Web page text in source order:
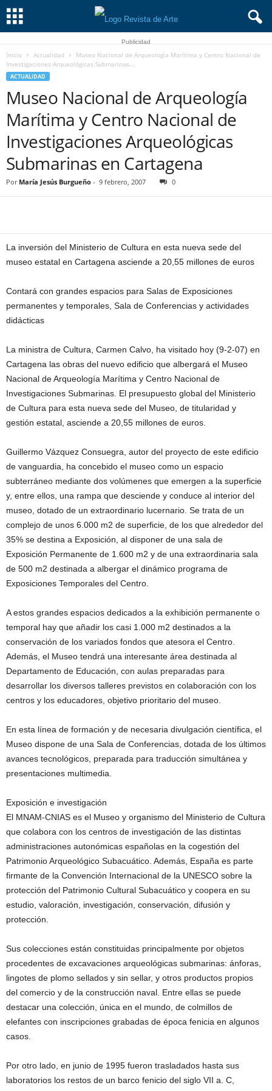
Publicidad
Inicio Actualidad
Museo Nacional de Arqueología Marítima y Centro Nacional de
Investigaciones Arqueológicas Submarinas...
ACTUALIDAD
Museo Nacional de Arqueología
Marítima y Centro Nacional de
Investigaciones Arqueológicas
Submarinas en Cartagena
Por María Jesús Burgueño - 9 febrero, 2007 0
La inversión del Ministerio de Cultura en esta nueva sede del
museo estatal en Cartagena asciende a 20,55 millones de euros
Contará con grandes espacios para Salas de Exposiciones
permanentes y temporales, Sala de Conferencias y actividades
didácticas
La ministra de Cultura, Carmen Calvo, ha visitado hoy (9-2-07) en
Cartagena las obras del nuevo edificio que albergará el Museo
Nacional de Arqueología Marítima y Centro Nacional de
Investigaciones Submarinas. El presupuesto global del Ministerio
de Cultura para esta nueva sede del Museo, de titularidad y
gestión estatal, asciende a 20,55 millones de euros.
Guillermo Vázquez Consuegra, autor del proyecto de este edificio
de vanguardia, ha concebido el museo como un espacio
subterráneo mediante dos volúmenes que emergen a la superficie
y, entre ellos, una rampa que desciende y conduce al interior del
museo, dotado de un extraordinario lucernario. Se trata de un
complejo de unos 6.000 m2 de superficie, de los que alrededor del
35% se destina a Exposición, al disponer de una sala de
Exposición Permanente de 1.600 m2 y de una extraordinaria sala
de 500 m2 destinada a albergar el dinámico programa de
Exposiciones Temporales del Centro.
A estos grandes espacios dedicados a la exhibición permanente o
temporal hay que añadir los casi 1.000 m2 destinados a la
conservación de los variados fondos que atesora el Centro.
Además, el Museo tendrá una interesante área destinada al
Departamento de Educación, con aulas preparadas para
desarrollar los diversos talleres previstos en colaboración con los
centros y los educadores, objetivo prioritario del museo.
En esta línea de formación y de necesaria divulgación científica, el
Museo dispone de una Sala de Conferencias, dotada de los últimos
avances tecnológicos, preparada para traducción simultánea y
presentaciones multimedia.
Exposición e investigación
El MNAM-CNIAS es el Museo y organismo del Ministerio de Cultura
que colabora con los centros de investigación de las distintas
administraciones autonómicas españolas en la cogestión del
Patrimonio Arqueológico Subacuático. Además, España es parte
firmante de la Convención Internacional de la UNESCO sobre la
protección del Patrimonio Cultural Subacuático y coopera en su
estudio, valoración, investigación, conservación, difusión y
protección.
Sus colecciones están constituidas principalmente por objetos
procedentes de excavaciones arqueológicas submarinas: ánforas,
lingotes de plomo sellados y sin sellar, y otros productos propios
del comercio y de la construcción naval. Entre ellas se puede
destacar una colección, única en el mundo, de colmillos de
elefantes con inscripciones grabadas de época fenicia en algunos
casos.
Por otro lado, en junio de 1995 fueron trasladados hasta sus
laboratorios los restos de un barco fenicio del siglo VII a. C,